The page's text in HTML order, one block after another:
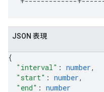
JSON 表現
{
"interval" : number,
"start" : number,
"end" : number